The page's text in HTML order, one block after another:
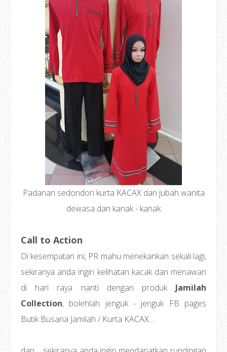
Padanan sedondon kurta KACAX dan jubah wanita
dewasa dan kanak - kanak
Call to Action
Di kesempatan ini, PR mahu menekankan sekali lagi,
sekiranya anda ingin kelihatan kacak dan menawan
di hari raya nanti dengan produk Jamilah
Collection, bolehlah jenguk - jenguk FB pages
Butik Busana Jamilah / Kurta KACAX....